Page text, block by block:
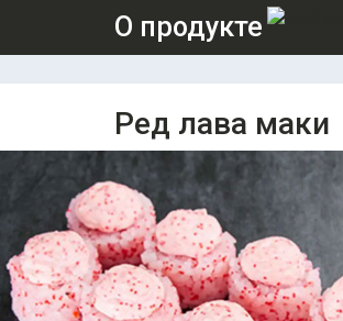
О продукте
Ред лава маки